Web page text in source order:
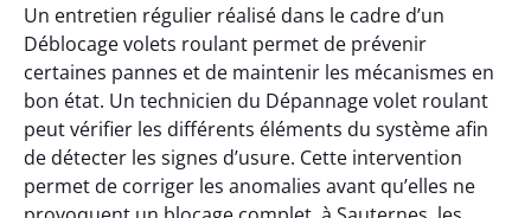
Un entretien régulier réalisé dans le cadre d’un
Déblocage volets roulant permet de prévenir
certaines pannes et de maintenir les mécanismes en
bon état. Un technicien du Dépannage volet roulant
peut vérifier les différents éléments du système afin
de détecter les signes d’usure. Cette intervention
permet de corriger les anomalies avant qu’elles ne